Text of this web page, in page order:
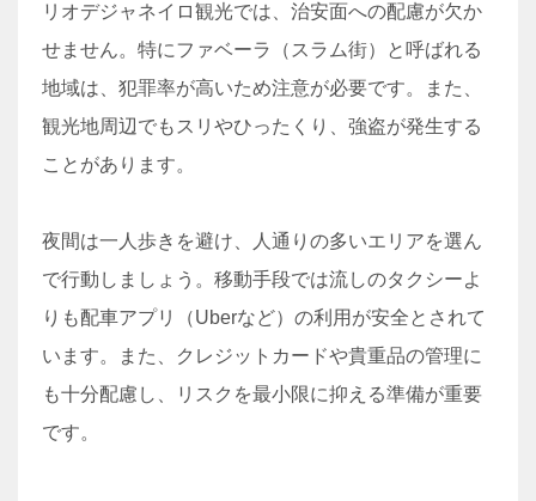
リオデジャネイロ観光では、治安面への配慮が欠か
せません。特にファベーラ（スラム街）と呼ばれる
地域は、犯罪率が高いため注意が必要です。また、
観光地周辺でもスリやひったくり、強盗が発生する
ことがあります。
夜間は一人歩きを避け、人通りの多いエリアを選ん
で行動しましょう。移動手段では流しのタクシーよ
りも配車アプリ（Uberなど）の利用が安全とされて
います。また、クレジットカードや貴重品の管理に
も十分配慮し、リスクを最小限に抑える準備が重要
です。